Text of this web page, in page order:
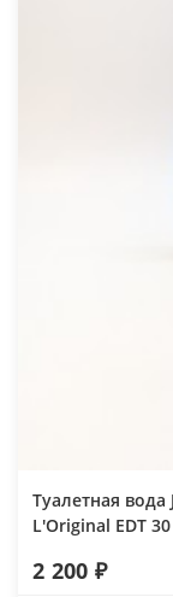
Туалетная вода
L'Original EDT
2 200 ₽